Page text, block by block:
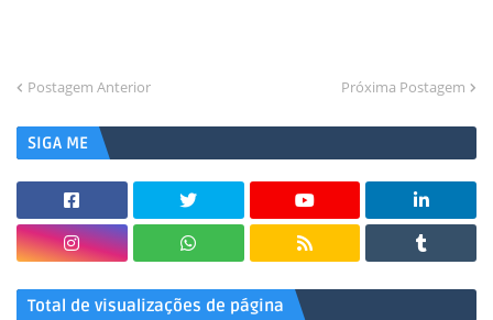
Postagem Anterior Próxima Postagem
SIGA ME
Total de visualizações de página